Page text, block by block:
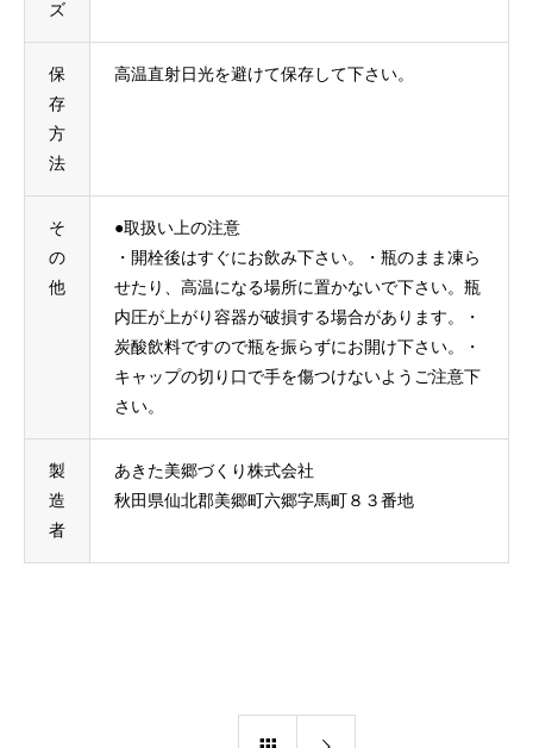
ズ
保
存
方
法
高温直射日光を避けて保存して下さい。
そ
の
他
●取扱い上の注意
・開栓後はすぐにお飲み下さい。・瓶のまま凍ら
せたり、高温になる場所に置かないで下さい。瓶
内圧が上がり容器が破損する場合があります。・
炭酸飲料ですので瓶を振らずにお開け下さい。・
キャップの切り口で手を傷つけないようご注意下
さい。
製
造
者
あきた美郷づくり株式会社
秋田県仙北郡美郷町六郷字馬町８３番地